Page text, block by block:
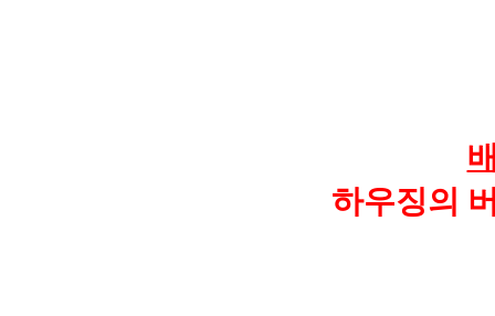
하우징의